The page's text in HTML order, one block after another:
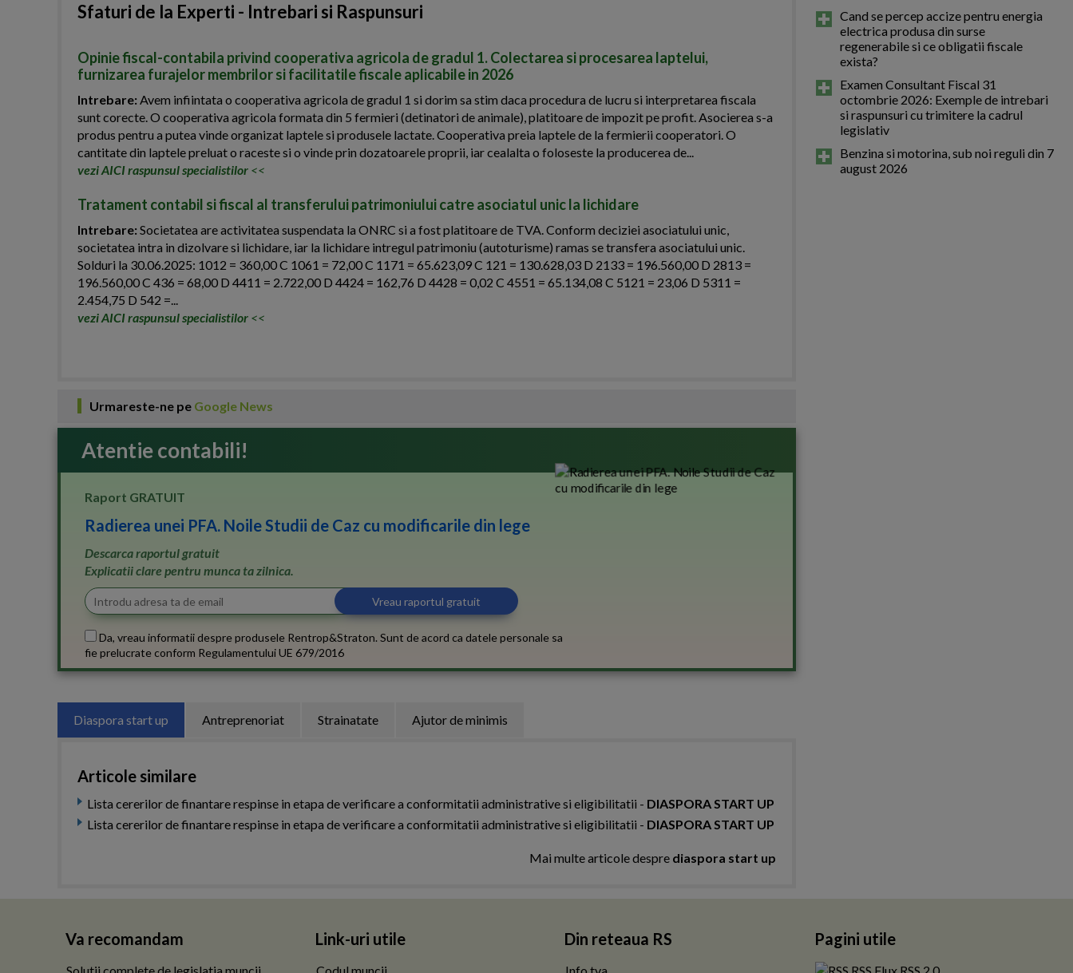
Sfaturi de la Experti - Intrebari si Raspunsuri
Opinie fiscal-contabila privind cooperativa agricola de gradul 1. Colectarea si procesarea laptelui,
furnizarea furajelor membrilor si facilitatile fiscale aplicabile in 2026
Intrebare:Avem infiintata o cooperativa agricola de gradul 1 si dorim sa stim daca procedura de lucru si interpretarea fiscala
sunt corecte. O cooperativa agricola formata din 5 fermieri (detinatori de animale), platitoare de impozit pe profit. Asocierea s-a
produs pentru a putea vinde organizat laptele si produsele lactate. Cooperativa preia laptele de la fermierii cooperatori. O
cantitate din laptele preluat o raceste si o vinde prin dozatoarele proprii, iar cealalta o foloseste la producerea de...
vezi AICI raspunsul specialistilor <<
Tratament contabil si fiscal al transferului patrimoniului catre asociatul unic la lichidare
Intrebare:Societatea are activitatea suspendata la ONRC si a fost platitoare de TVA. Conform deciziei asociatului unic,
societatea intra in dizolvare si lichidare, iar la lichidare intregul patrimoniu (autoturisme) ramas se transfera asociatului unic.
Solduri la 30.06.2025: 1012 = 360,00 C 1061 = 72,00 C 1171 = 65.623,09 C 121 = 130.628,03 D 2133 = 196.560,00 D 2813 =
196.560,00 C 436 = 68,00 D 4411 = 2.722,00 D 4424 = 162,76 D 4428 = 0,02 C 4551 = 65.134,08 C 5121 = 23,06 D 5311 =
2.454,75 D 542 =...
vezi AICI raspunsul specialistilor <<
Urmareste-ne pe Google News
Atentie contabili!
Raport GRATUIT
Radierea unei PFA. Noile Studii de Caz cu modificarile din lege
Descarca raportul gratuit
Explicatii clare pentru munca ta zilnica.
Da, vreau informatii despre produsele Rentrop&Straton. Sunt de acord ca datele personale sa
fie prelucrate conform Regulamentului UE 679/2016
Diaspora start up Antreprenoriat Strainatate Ajutor de minimis
Articole similare
Lista cererilor de finantare respinse in etapa de verificare a conformitatii administrative si eligibilitatii - DIASPORA START UP
Lista cererilor de finantare respinse in etapa de verificare a conformitatii administrative si eligibilitatii - DIASPORA START UP
Mai multe articole despre diaspora start up
Cand se percep accize pentru energia
electrica produsa din surse
regenerabile si ce obligatii fiscale
exista?
Examen Consultant Fiscal 31
octombrie 2026: Exemple de intrebari
si raspunsuri cu trimitere la cadrul
legislativ
Benzina si motorina, sub noi reguli din 7
august 2026
Va recomandam Link-uri utile Din reteaua RS Pagini utile